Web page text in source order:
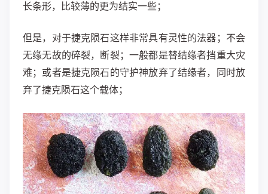
长条形，比较薄的更为结实一些；
但是，对于捷克陨石这样非常具有灵性的法器；不会
无缘无故的碎裂，断裂；一般都是替结缘者挡重大灾
难；或者是捷克陨石的守护神放弃了结缘者，同时放
弃了捷克陨石这个载体；